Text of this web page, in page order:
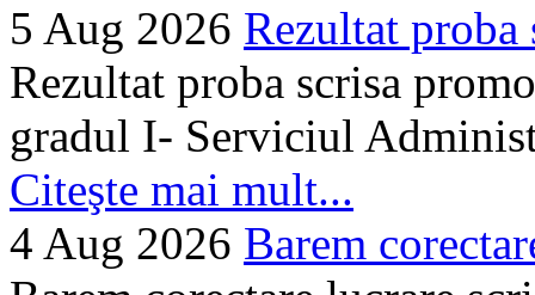
5 Aug 2026 Rezultat proba
Rezultat proba scrisa
gradul I- Serviciul
Citeşte mai mult...
4 Aug 2026 Barem